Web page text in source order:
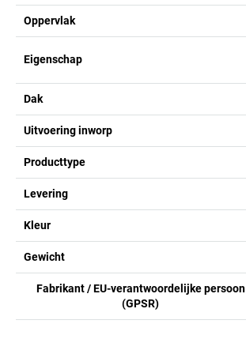
Oppervlak
Eigenschap
Dak
Uitvoering inworp
Producttype
Levering
Kleur
Gewicht
Fabrikant / EU-verantwoordelijke persoon
(GPSR)